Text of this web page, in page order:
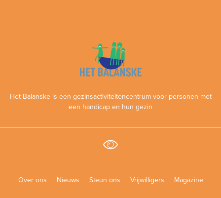
Het Balanske is een gezinsactiviteitencentrum voor personen met
een handicap en hun gezin
Over ons Nieuws Steun ons Vrijwilligers Magazine